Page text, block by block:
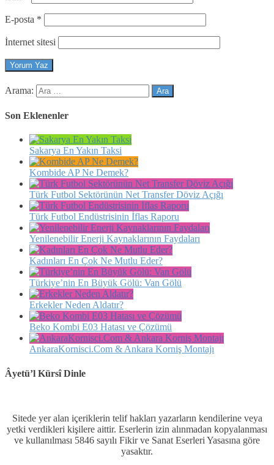
E-posta *
İnternet sitesi
Arama:
Son Eklenenler
Sakarya En Yakın Taksi
Kombide AP Ne Demek?
Türk Futbol Sektörünün Net Transfer Döviz Açığı
Türk Futbol Endüstrisinin İflas Raporu
Yenilenebilir Enerji Kaynaklarının Faydaları
Kadınları En Çok Ne Mutlu Eder?
Türkiye’nin En Büyük Gölü: Van Gölü
Erkekler Neden Aldatır?
Beko Kombi E03 Hatası ve Çözümü
AnkaraKornisci.Com & Ankara Korniş Montajı
Âyetü’l Kürsî Dinle
Sitede yer alan içeriklerin telif hakları yazarların kendilerine veya
yetki verdikleri kişilere aittir. Eserlerin izin alınmadan kopyalanması
ve kullanılması 5846 sayılı Fikir ve Sanat Eserleri Yasasına göre
yasaktır.